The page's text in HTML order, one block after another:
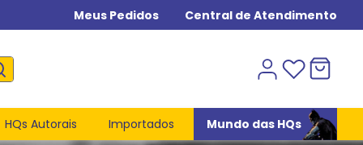
Meus Pedidos Central de Atendimento
HQs Autorais Importados Mundo das HQs